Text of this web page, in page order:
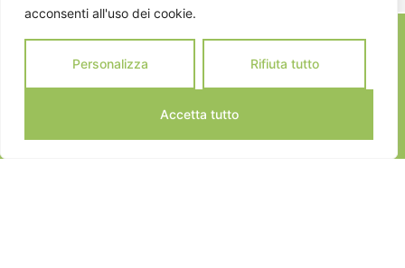
acconsenti all'uso dei cookie.
Personalizza Rifiuta tutto
Accetta tutto